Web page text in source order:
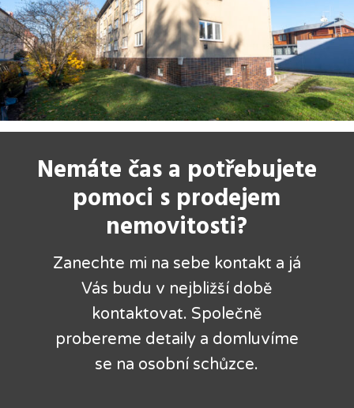
Nemáte čas a potřebujete
pomoci s prodejem
nemovitosti?
Zanechte mi na sebe kontakt a já
Vás budu v nejbližší době
kontaktovat. Společně
probereme detaily a domluvíme
se na osobní schůzce.